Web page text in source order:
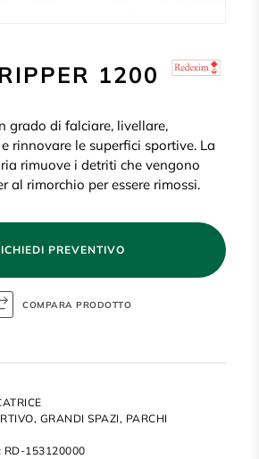
1200
grado di falciare, livellare,
rinnovare le superfici sportive. La
rimuove i detriti che vengono
al rimorchio per essere rimossi.
PREVENTIVO
, GRANDI SPAZI, PARCHI
RD-153120000